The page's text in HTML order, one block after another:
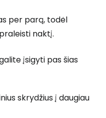
per parą, todėl
naktį.
įsigyti pas šias
skrydžius į daugiau